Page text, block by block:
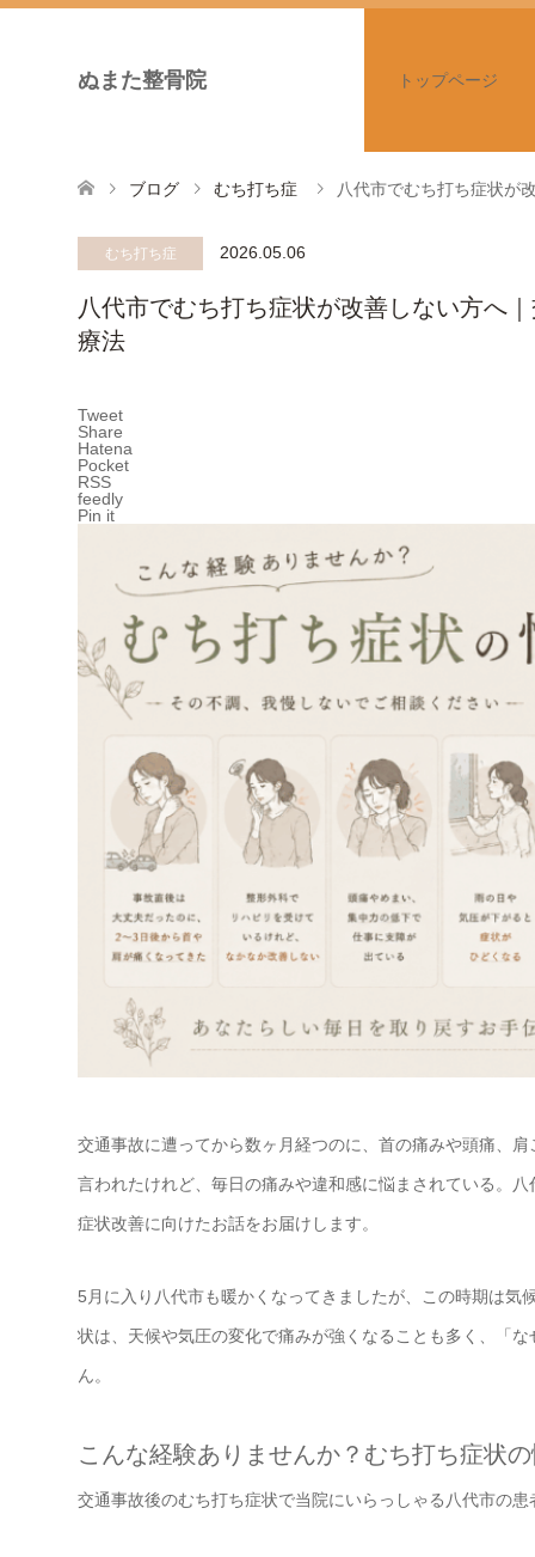
ぬまた整骨院 トップページ
ブログ むち打ち症 八代市でむち打ち症状が
むち打ち症 2026.05.06
八代市でむち打ち症状が改善しない方へ
療法
Tweet
Share
Hatena
Pocket
RSS
feedly
Pin it
交通事故に遭ってから数ヶ月経つのに、首の痛みや頭痛、
言われたけれど、毎日の痛みや違和感に悩まされている。
症状改善に向けたお話をお届けします。
5月に入り八代市も暖かくなってきましたが、この時期は
状は、天候や気圧の変化で痛みが強くなることも多く、「
ん。
こんな経験ありませんか？むち打ち症状
交通事故後のむち打ち症状で当院にいらっしゃる八代市の